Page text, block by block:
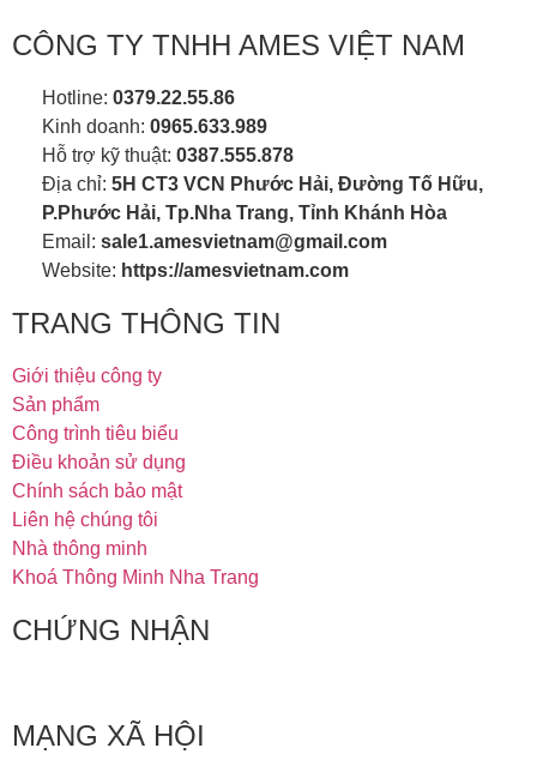
CÔNG TY TNHH AMES VIỆT NAM
Hotline: 0379.22.55.86
Kinh doanh: 0965.633.989
Hỗ trợ kỹ thuật: 0387.555.878
Địa chỉ: 5H CT3 VCN Phước Hải, Đường Tố Hữu,
P.Phước Hải, Tp.Nha Trang, Tỉnh Khánh Hòa
Email: sale1.amesvietnam@gmail.com
Website: https://amesvietnam.com
TRANG THÔNG TIN
Giới thiệu công ty
Sản phẩm
Công trình tiêu biểu
Điều khoản sử dụng
Chính sách bảo mật
Liên hệ chúng tôi
Nhà thông minh
Khoá Thông Minh Nha Trang
CHỨNG NHẬN
MẠNG XÃ HỘI